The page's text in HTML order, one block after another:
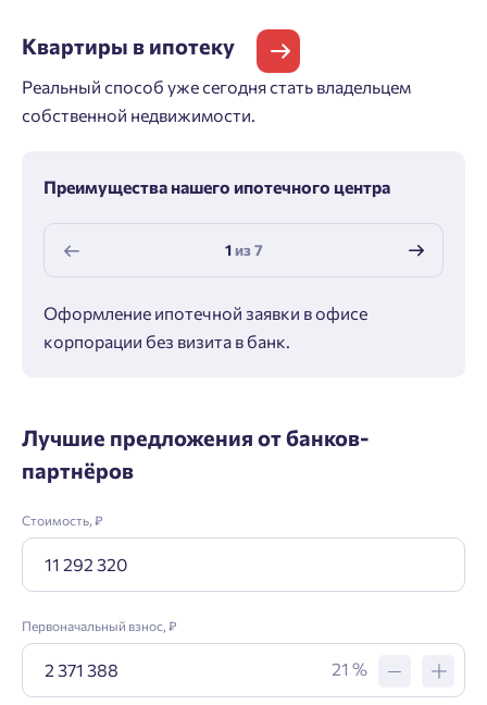
Квартиры в ипотеку
Реальный способ уже сегодня стать владельцем
собственной недвижимости.
Преимущества нашего ипотечного центра
1из7
Оформление ипотечной заявки в офисе
корпорации без визита в банк.
Лучшие предложения от банков-
партнёров
Стоимость, ₽
Первоначальный взнос, ₽
21 %